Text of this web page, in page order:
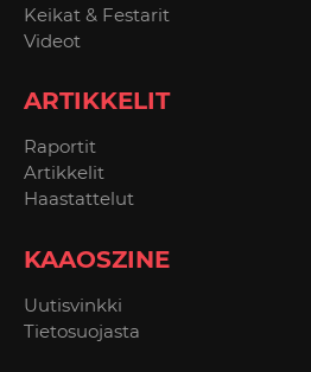
Keikat & Festarit
Videot
ARTIKKELIT
Raportit
Artikkelit
Haastattelut
KAAOSZINE
Uutisvinkki
Tietosuojasta